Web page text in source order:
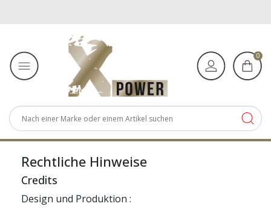
0
Rechtliche Hinweise
Credits
Design und Produktion :